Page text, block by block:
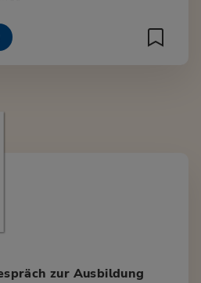
zur Ausbildung